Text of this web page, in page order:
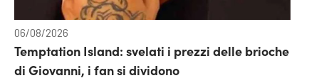
06/08/2026
Temptation Island: svelati i prezzi delle brioche
di Giovanni, i fan si dividono